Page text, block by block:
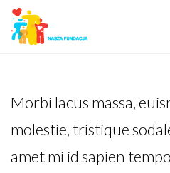
Morbi lacus massa,
molestie, tristique
amet mi id sapien